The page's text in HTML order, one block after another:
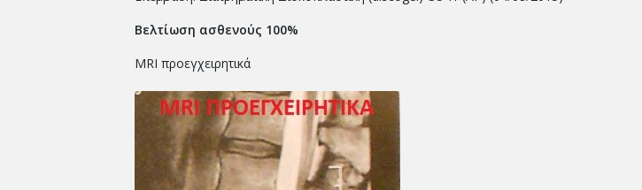
Βελτίωση ασθενούς 100%
MRI προεγχειρητικά